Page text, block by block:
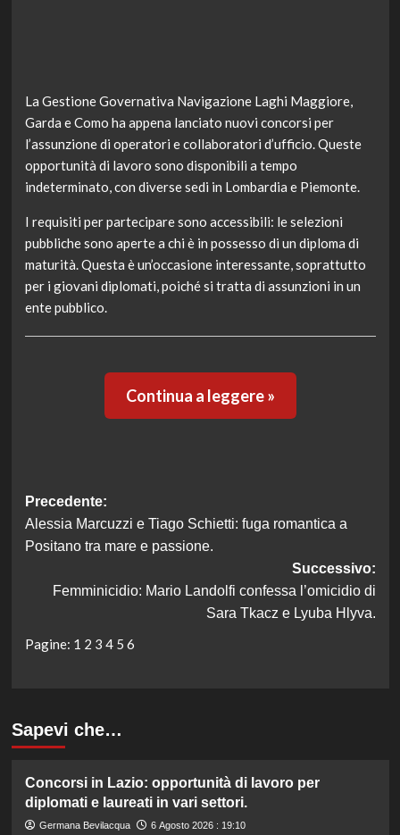
La Gestione Governativa Navigazione Laghi Maggiore,
Garda e Como ha appena lanciato nuovi concorsi per
l’assunzione di operatori e collaboratori d’ufficio. Queste
opportunità di lavoro sono disponibili a tempo
indeterminato, con diverse sedi in Lombardia e Piemonte.
I requisiti per partecipare sono accessibili: le selezioni
pubbliche sono aperte a chi è in possesso di un diploma di
maturità. Questa è un’occasione interessante, soprattutto
per i giovani diplomati, poiché si tratta di assunzioni in un
ente pubblico.
Continua a leggere »
Navigazione
articolo
Precedente:
Alessia Marcuzzi e Tiago Schietti: fuga romantica a
Positano tra mare e passione.
Successivo:
Femminicidio: Mario Landolfi confessa l’omicidio di
Sara Tkacz e Lyuba Hlyva.
Pagine: 1 2 3 4 5 6
Sapevi che…
Concorsi in Lazio: opportunità di lavoro per
diplomati e laureati in vari settori.
Germana Bevilacqua 6 Agosto 2026 : 19:10